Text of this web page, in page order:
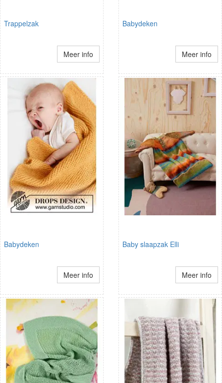
Trappelzak
Meer info
Babydeken
Meer info
Babydeken
Meer info
Baby slaapzak Elli
Meer info